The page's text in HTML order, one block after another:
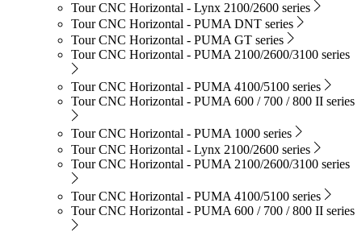
Tour CNC Horizontal - Lynx 2100/2600 series
Tour CNC Horizontal - PUMA DNT series
Tour CNC Horizontal - PUMA GT series
Tour CNC Horizontal - PUMA 2100/2600/3100 series
Tour CNC Horizontal - PUMA 4100/5100 series
Tour CNC Horizontal - PUMA 600 / 700 / 800 II series
Tour CNC Horizontal - PUMA 1000 series
Tour CNC Horizontal - Lynx 2100/2600 series
Tour CNC Horizontal - PUMA 2100/2600/3100 series
Tour CNC Horizontal - PUMA 4100/5100 series
Tour CNC Horizontal - PUMA 600 / 700 / 800 II series